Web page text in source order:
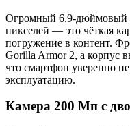
Огромный 6.9-дюймовый
пикселей — это чёткая
погружение в контент.
Gorilla Armor 2, а корпус
что смартфон уверенно
эксплуатацию.
Камера 200 Мп с